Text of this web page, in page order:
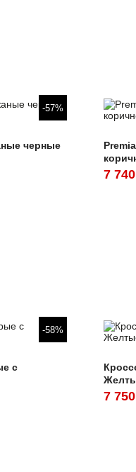
-57%
черные
7
-58%
с
7